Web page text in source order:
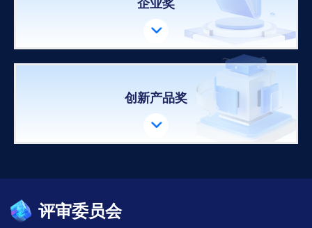
企业奖

创新产品奖

评审委员会